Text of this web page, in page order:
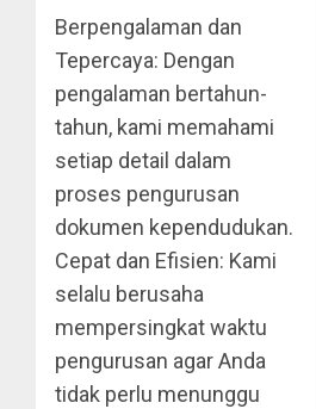
Berpengalaman dan
Tepercaya: Dengan
pengalaman bertahun-
tahun, kami memahami
setiap detail dalam
proses pengurusan
dokumen kependudukan.
Cepat dan Efisien: Kami
selalu berusaha
mempersingkat waktu
pengurusan agar Anda
tidak perlu menunggu